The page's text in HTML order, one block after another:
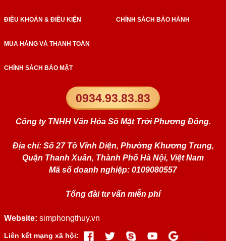
Website: simphongthuy.vn
Liên kết mạng xã hội:
0934.93.83.83
Công ty TNHH Văn Hóa Số Mặt Trời Phương Đông.
Địa chỉ: Số 27 Tô Vĩnh Diện, Phường Khương Trung,
Quận Thanh Xuân, Thành Phố Hà Nội, Việt Nam
Mã số doanh nghiệp: 0109080557
Tổng đài tư vấn miễn phí
ĐIỀU KHOẢN & ĐIỀU KIỆN
MUA HÀNG VÀ THANH TOÁN
CHÍNH SÁCH BẢO MẬT
CHÍNH SÁCH BẢO HÀNH